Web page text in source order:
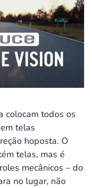
colocam todos os
telas
hoposta. O
telas, mas é
mecânicos – do
no lugar, não